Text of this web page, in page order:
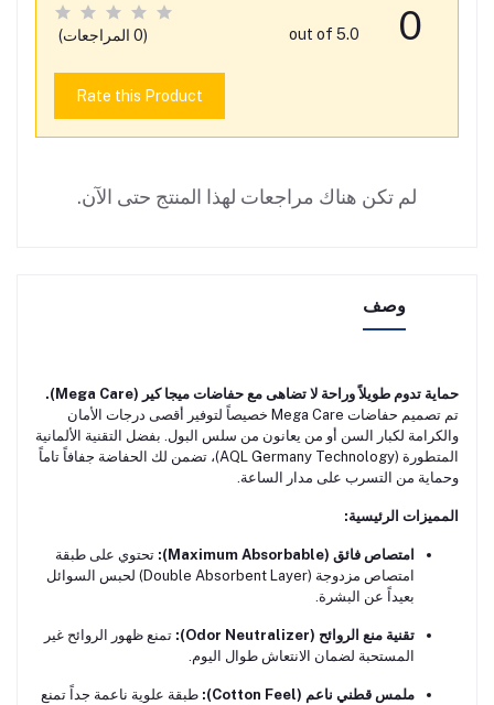
0
out of 5.0 (0 المراجعات)
Rate this Product
لم تكن هناك مراجعات لهذا المنتج حتى الآن.
وصف
حماية تدوم طويلاً وراحة لا تضاهى مع حفاضات ميجا كير (Mega Care).
تم تصميم حفاضات Mega Care خصيصاً لتوفير أقصى درجات الأمان
والكرامة لكبار السن أو من يعانون من سلس البول. بفضل التقنية الألمانية
المتطورة (AQL Germany Technology)، تضمن لك الحفاضة جفافاً تاماً
وحماية من التسرب على مدار الساعة.
المميزات الرئيسية:
امتصاص فائق (Maximum Absorbable):
تحتوي على طبقة
امتصاص مزدوجة (Double Absorbent Layer) لحبس السوائل
بعيداً عن البشرة.
تقنية منع الروائح (Odor Neutralizer):
تمنع ظهور الروائح غير
المستحبة لضمان الانتعاش طوال اليوم.
ملمس قطني ناعم (Cotton Feel):
طبقة علوية ناعمة جداً تمنع